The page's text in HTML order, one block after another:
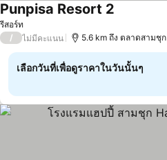
รีสอร์ท
Punpisa Resort 2
/ ไม่มีคะแนน 5.6 km ถึง ตลาดสามชุก
เลือกวันที่เพื่อดูราคาในวันนั้นๆ